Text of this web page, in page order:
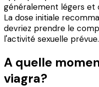
généralement légers et
La dose initiale
devriez prendre le
l'activité sexuelle prévue.
A quelle
viagra?